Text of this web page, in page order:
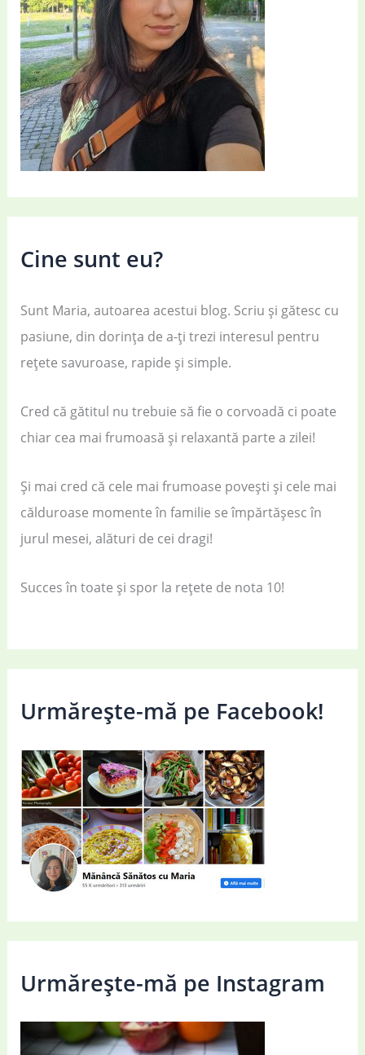
Cine sunt eu?
Sunt Maria, autoarea acestui blog. Scriu și gătesc cu
pasiune, din dorința de a-ți trezi interesul pentru
rețete savuroase, rapide și simple.
Cred că gătitul nu trebuie să fie o corvoadă ci poate
chiar cea mai frumoasă și relaxantă parte a zilei!
Și mai cred că cele mai frumoase povești și cele mai
călduroase momente în familie se împărtășesc în
jurul mesei, alături de cei dragi!
Succes în toate și spor la rețete de nota 10!
Urmărește-mă pe Facebook!
Urmărește-mă pe Instagram